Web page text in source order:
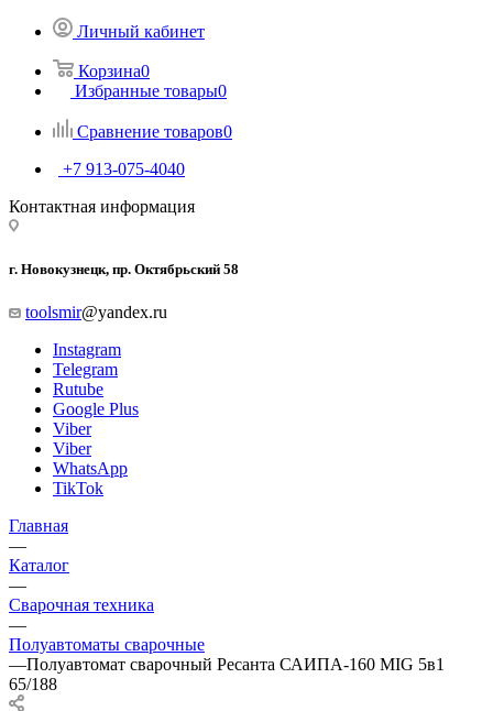
Личный кабинет
Корзина0
Избранные товары0
Сравнение товаров0
+7 913-075-4040
Контактная информация
г. Новокузнецк, пр. Октябрьский 58
toolsmir@yandex.ru
Instagram
Telegram
Rutube
Google Plus
Viber
Viber
WhatsApp
TikTok
Главная
—
Каталог
—
Сварочная техника
—
Полуавтоматы сварочные
—Полуавтомат сварочный Ресанта САИПА-160 MIG 5в1
65/188